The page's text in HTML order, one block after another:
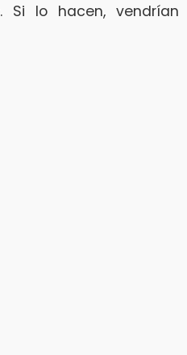
Si lo hacen, vendrían